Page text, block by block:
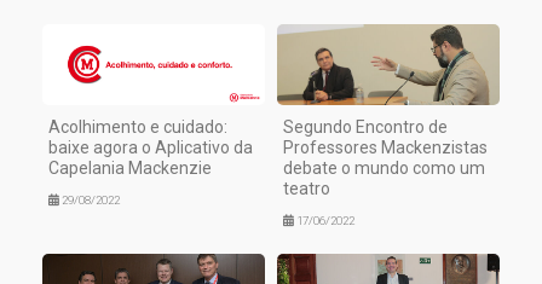
Acolhimento e cuidado:
baixe agora o Aplicativo da
Capelania Mackenzie
29/08/2022
Segundo Encontro de
Professores Mackenzistas
debate o mundo como um
teatro
17/06/2022